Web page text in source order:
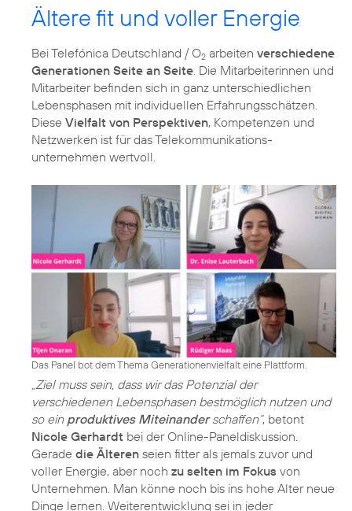
Ältere fit und voller Energie
Bei Telefónica Deutschland / O2 arbeiten verschiedene
Generationen Seite an Seite . Die Mitarbeiterinnen und
Mitarbeiter befinden sich in ganz unterschiedlichen
Lebensphasen mit individuellen Erfahrungsschätzen.
Diese Vielfalt von Perspektiven, Kompetenzen und
Netzwerken ist für das Telekommunikations­
unternehmen wertvoll.
Das Panel bot dem Thema Generationenvielfalt eine Plattform.
„Ziel muss sein, dass wir das Potenzial der
verschiedenen Lebensphasen bestmöglich nutzen und
so ein produktives Miteinanderschaffen“, betont
Nicole Gerhardt bei der Online-Paneldiskussion.
Gerade die Älteren seien fitter als jemals zuvor und
voller Energie, aber noch zu selten im Fokus von
Unternehmen. Man könne noch bis ins hohe Alter neue
Dinge lernen. Weiterentwicklung sei in jeder